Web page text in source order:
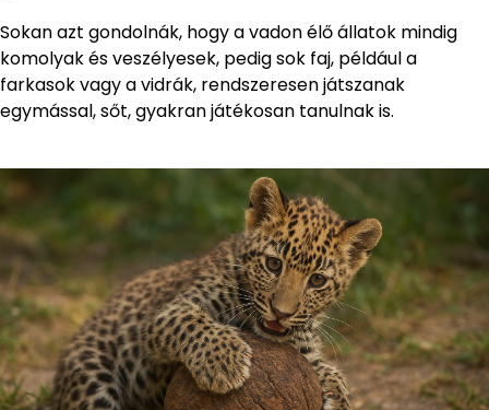
Sokan azt gondolnák, hogy a vadon élő állatok mindig
komolyak és veszélyesek, pedig sok faj, például a
farkasok vagy a vidrák, rendszeresen játszanak
egymással, sőt, gyakran játékosan tanulnak is.